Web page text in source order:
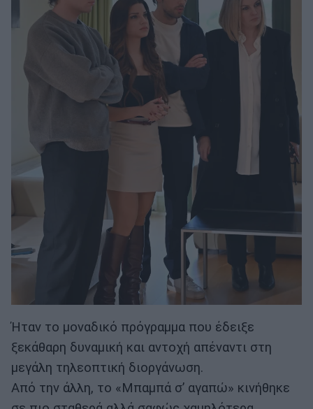
Ήταν το μοναδικό πρόγραμμα που έδειξε
ξεκάθαρη δυναμική και αντοχή απέναντι στη
μεγάλη τηλεοπτική διοργάνωση.
Από την άλλη, το «Μπαμπά σ’ αγαπώ» κινήθηκε